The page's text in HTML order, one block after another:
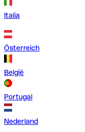
Italia
Österreich
België
Portugal
Nederland